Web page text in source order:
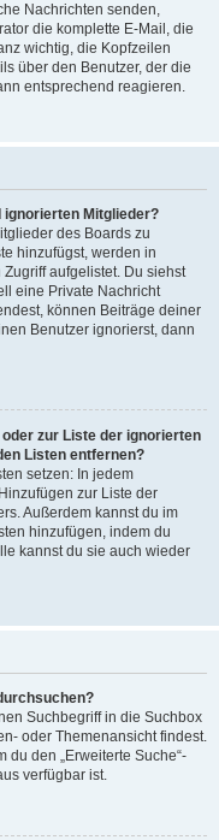
Nachrichten senden,
die komplette E-Mail, die
wichtig, die Kopfzeilen
über den Benutzer, der die
entsprechend reagieren.
ignorierten Mitglieder?
des Boards zu
hinzufügst, werden in
aufgelistet. Du siehst
eine Private Nachricht
können Beiträge deiner
Benutzer ignorierst, dann
zur Liste der ignorierten
Listen entfernen?
setzen: In jedem
zur Liste der
Außerdem kannst du im
hinzufügen, indem du
kannst du sie auch wieder
Suchbegriff in die Suchbox
oder Themenansicht findest.
du den „Erweiterte Suche“-
verfügbar ist.